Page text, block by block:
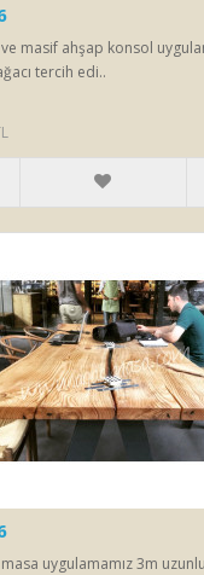
ve masif ahşap konsol
tercih edi..
uygulamamız 3m